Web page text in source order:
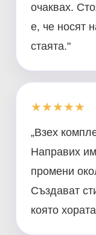
очаквах.
е, че носят
стаята."
★★★★★
„Взех
Направих
промени
Създават
която